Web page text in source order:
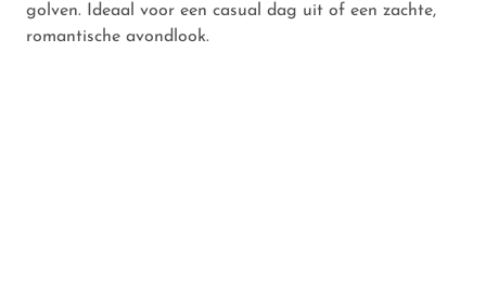
golven. Ideaal voor een casual dag uit of een zachte,
romantische avondlook.